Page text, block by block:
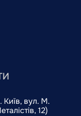
Київ, вул. М.
12)